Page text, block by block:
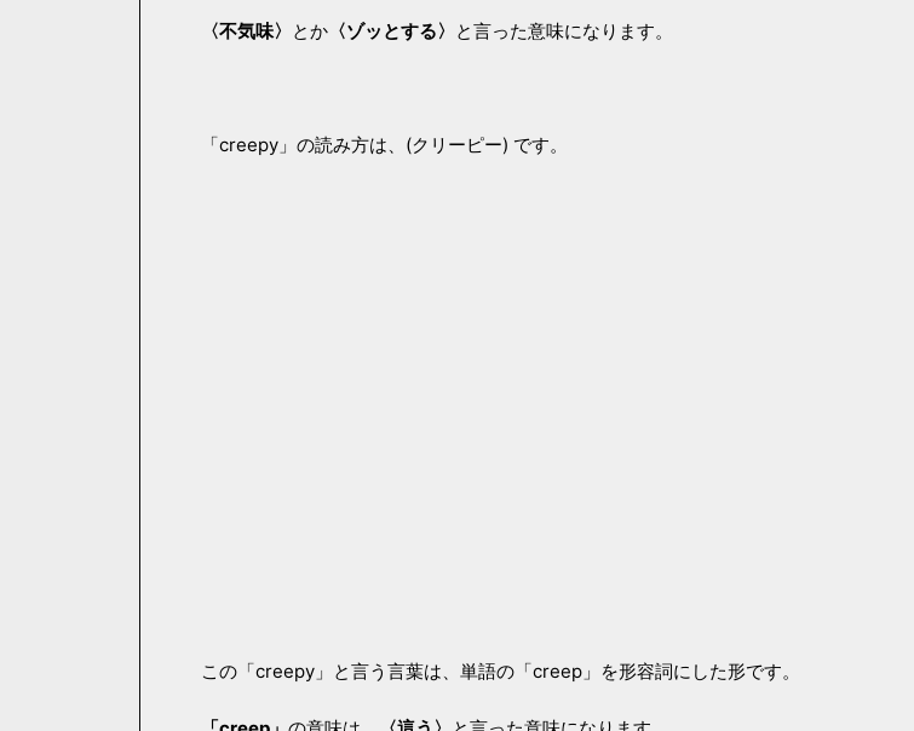
〈不気味〉 とか 〈ゾッとする〉 と言った意味になります。
「creepy」の読み方は、(クリーピー) です。
この「creepy」と言う言葉は、単語の「creep」を形容詞にした形です。